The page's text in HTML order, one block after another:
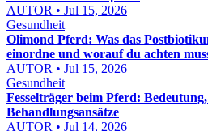
AUTOR • Jul 15, 2026
Gesundheit
Olimond Pferd: Was das
einordne und worauf du achten
AUTOR • Jul 15, 2026
Gesundheit
Fesselträger beim Pferd:
Behandlungsansätze
AUTOR • Jul 14, 2026